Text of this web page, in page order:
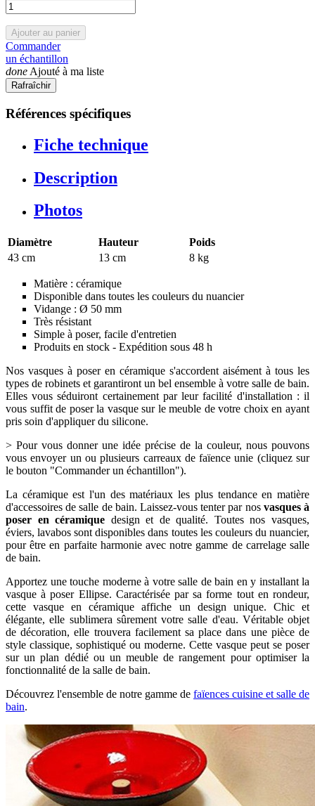
Ajouter au panier
Commander
un échantillon
done Ajouté à ma liste
Références spécifiques
Fiche technique
Description
Photos
Diamètre Hauteur
Poids
43 cm
13 cm 8 kg
Matière : céramique
Disponible dans toutes les couleurs du nuancier
Vidange : Ø 50 mm
Très résistant
Simple à poser, facile d'entretien
Produits en stock - Expédition sous 48 h
Nos vasques à poser en céramique s'accordent aisément à tous les
types de robinets et garantiront un bel ensemble à votre salle de bain.
Elles vous séduiront certainement par leur facilité d'installation : il
vous suffit de poser la vasque sur le meuble de votre choix en ayant
pris soin d'appliquer du silicone.
> Pour vous donner une idée précise de la couleur, nous pouvons
vous envoyer un ou plusieurs carreaux de faïence unie (cliquez sur
le bouton "Commander un échantillon").
La céramique est l'un des matériaux les plus tendance en matière
d'accessoires de salle de bain. Laissez-vous tenter par nos vasques à
poser en céramique design et de qualité. Toutes nos vasques,
éviers, lavabos sont disponibles dans toutes les couleurs du nuancier,
pour être en parfaite harmonie avec notre gamme de carrelage salle
de bain.
Apportez une touche moderne à votre salle de bain en y installant la
vasque à poser Ellipse. Caractérisée par sa forme tout en rondeur,
cette vasque en céramique affiche un design unique. Chic et
élégante, elle sublimera sûrement votre salle d'eau. Véritable objet
de décoration, elle trouvera facilement sa place dans une pièce de
style classique, sophistiqué ou moderne. Cette vasque peut se poser
sur un plan dédié ou un meuble de rangement pour optimiser la
fonctionnalité de la salle de bain.
Découvrez l'ensemble de notre gamme de faïences cuisine et salle de
bain.